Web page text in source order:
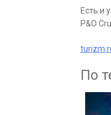
Есть и
P&O
По